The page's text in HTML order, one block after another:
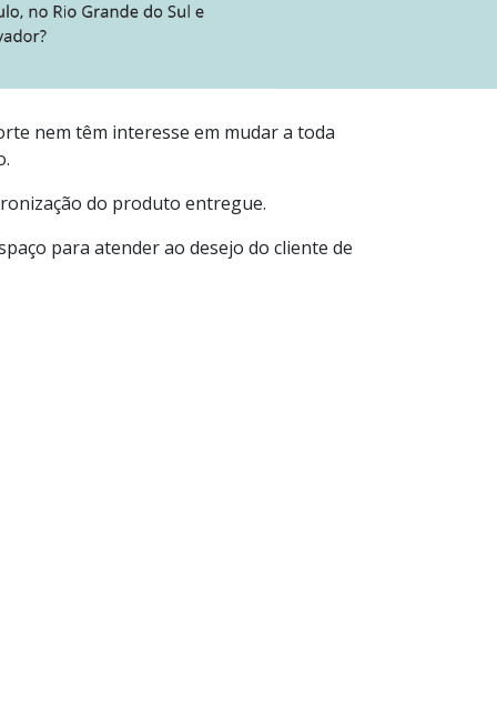
nem têm interesse em mudar a toda
do produto entregue.
para atender ao desejo do cliente de